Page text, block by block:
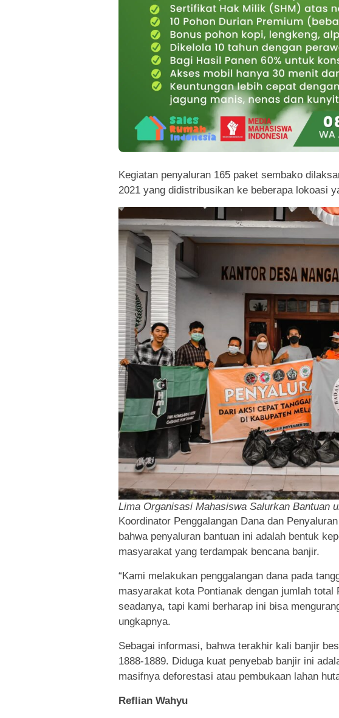
Kegiatan penyaluran 165 paket sembako
2021 yang didistribusikan ke beberapa lokoasi
Lima Organisasi Mahasiswa Salurkan Bantuan
Koordinator Penggalangan Dana dan
bahwa penyaluran bantuan ini adalah bentuk
masyarakat yang terdampak bencana banjir.
“Kami melakukan penggalangan dana pada
masyarakat kota Pontianak dengan jumlah total
seadanya, tapi kami berharap ini bisa
ungkapnya.
Sebagai informasi, bahwa terakhir kali banjir
1888-1889. Diduga kuat penyebab banjir ini
masifnya deforestasi atau pembukaan lahan
Reflian Wahyu